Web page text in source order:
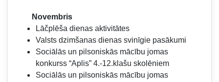
Novembris
Lāčplēša dienas aktivitātes
Valsts dzimšanas dienas svinīgie pasākumi
Sociālās un pilsoniskās mācību jomas
konkurss “Aplis” 4.-12.klašu skolēniem
Sociālās un pilsoniskās mācību jomas